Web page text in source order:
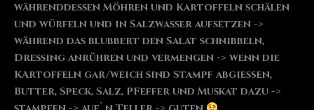
währenddessen Möhren und Kartoffeln schälen
und würfeln und in Salzwasser aufsetzen ->
während das blubbert den Salat schnibbeln,
Dressing anrühren und vermengen -> wenn die
KArtoffeln gar/weich sind Stampf abgießen,
Butter, Speck, Salz, PFeffer und Muskat dazu ->